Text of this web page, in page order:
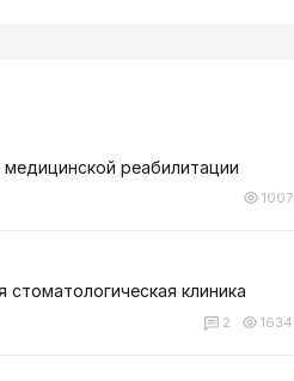
реабилитации
1007
клиника
2 1634